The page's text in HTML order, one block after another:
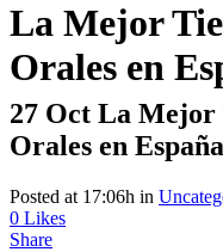
La Mejor
Orales en
27 Oct La Mejor
Orales en España
Posted at 17:06h in
0 Likes
Share